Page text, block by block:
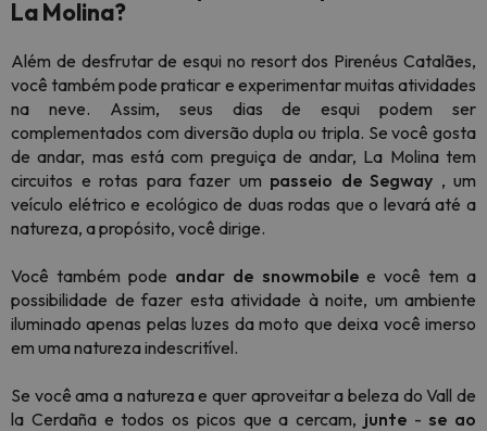
La Molina?
Além de desfrutar de esqui no resort dos Pirenéus Catalães,
você também pode praticar e experimentar muitas atividades
na neve. Assim, seus dias de esqui podem ser
complementados com diversão dupla ou tripla. Se você gosta
de andar, mas está com preguiça de andar, La Molina tem
circuitos e rotas para fazer um passeio de Segway , um
veículo elétrico e ecológico de duas rodas que o levará até a
natureza, a propósito, você dirige.
Você também pode andar de snowmobilee você tem a
possibilidade de fazer esta atividade à noite, um ambiente
iluminado apenas pelas luzes da moto que deixa você imerso
em uma natureza indescritível.
Se você ama a natureza e quer aproveitar a beleza do Vall de
la Cerdaña e todos os picos que a cercam, junte- se ao